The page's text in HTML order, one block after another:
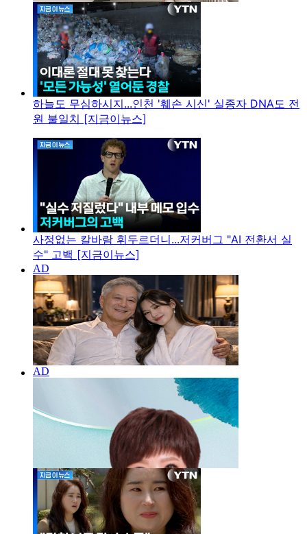
하늘도 무심하시지...인천 '훼손 시신' 실종자 DNA도 전
원 불일치 [지금이뉴스]
사정없는 칼바람 휘두르더니...저커버그 "AI 전환서 실
수" 고백 [지금이뉴스]